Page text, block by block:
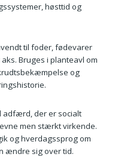
høsttid og
til foder, fødevarer
Bruges i planteavl om
og
adfærd, der er socialt
men stærkt virkende.
og hverdagssprog om
ændre sig over tid.